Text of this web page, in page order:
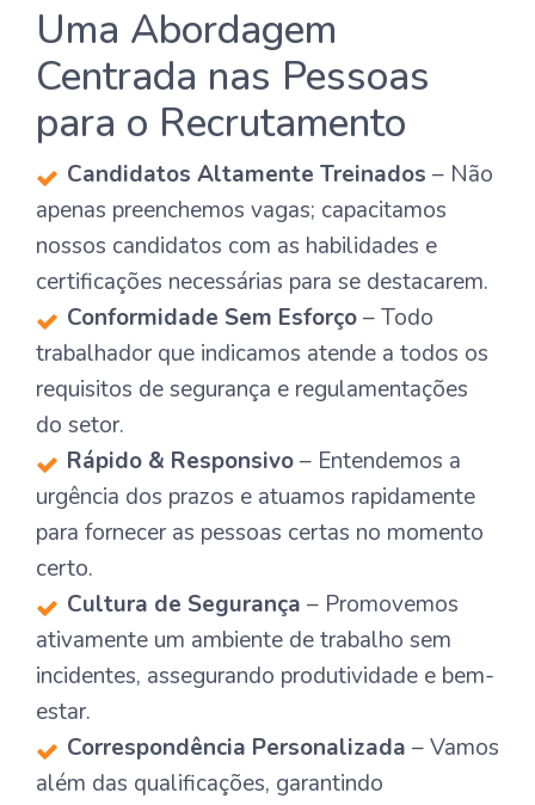
Uma Abordagem
Centrada nas Pessoas
para o Recrutamento
Candidatos Altamente Treinados – Não
apenas preenchemos vagas; capacitamos
nossos candidatos com as habilidades e
certificações necessárias para se destacarem.
Conformidade Sem Esforço– Todo
trabalhador que indicamos atende a todos os
requisitos de segurança e regulamentações
do setor.
Rápido & Responsivo– Entendemos a
urgência dos prazos e atuamos rapidamente
para fornecer as pessoas certas no momento
certo.
Cultura de Segurança – Promovemos
ativamente um ambiente de trabalho sem
incidentes, assegurando produtividade e bem-
estar.
Correspondência Personalizada – Vamos
além das qualificações, garantindo